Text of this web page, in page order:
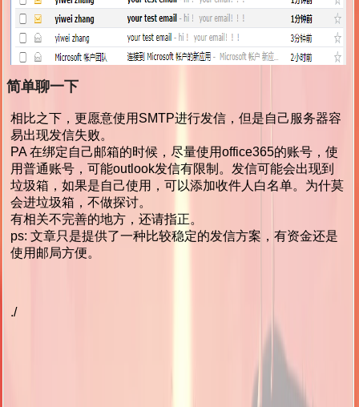
简单聊一下
相比之下，更愿意使用SMTP进行发信，但是自己服务器容
易出现发信失败。
PA 在绑定自己邮箱的时候，尽量使用office365的账号，使
用普通账号，可能outlook发信有限制。发信可能会出现到
垃圾箱，如果是自己使用，可以添加收件人白名单。为什莫
会进垃圾箱，不做探讨。
有相关不完善的地方，还请指正。
ps: 文章只是提供了一种比较稳定的发信方案，有资金还是
使用邮局方便。
./